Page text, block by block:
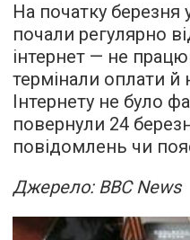
На початку березня
почали регулярно
інтернет — не
термінали оплати й
Інтернету не було
повернули 24
повідомлень чи
Джерело: BBC News